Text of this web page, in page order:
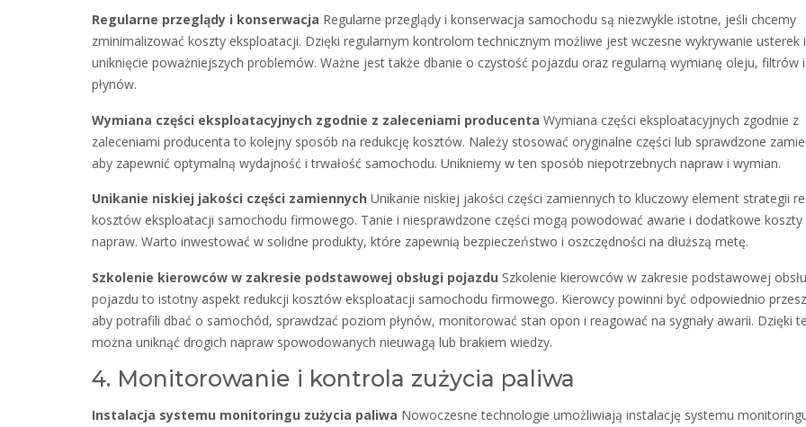
Regularne przeglądy i konserwacja Regularne przeglądy i konserwacja samochodu są niezwykle istotne, jeśli chcemy
zminimalizować koszty eksploatacji. Dzięki regularnym kontrolom technicznym możliwe jest wczesne wykrywanie usterek i
uniknięcie poważniejszych problemów. Ważne jest także dbanie o czystość pojazdu oraz regularną wymianę oleju, filtrów i
płynów.
Wymiana części eksploatacyjnych zgodnie z zaleceniami producenta Wymiana części eksploatacyjnych zgodnie z
zaleceniami producenta to kolejny sposób na redukcję kosztów. Należy stosować oryginalne części lub sprawdzone
aby zapewnić optymalną wydajność i trwałość samochodu. Unikniemy w ten sposób niepotrzebnych napraw i wymian.
Unikanie niskiej jakości części zamiennych Unikanie niskiej jakości części zamiennych to kluczowy element strategii
kosztów eksploatacji samochodu firmowego. Tanie i niesprawdzone części mogą powodować awarie i dodatkowe koszty
napraw. Warto inwestować w solidne produkty, które zapewnią bezpieczeństwo i oszczędności na dłuższą metę.
Szkolenie kierowców w zakresie podstawowej obsługi pojazdu Szkolenie kierowców w zakresie podstawowej
pojazdu to istotny aspekt redukcji kosztów eksploatacji samochodu firmowego. Kierowcy powinni być odpowiednio
aby potrafili dbać o samochód, sprawdzać poziom płynów, monitorować stan opon i reagować na sygnały awarii. Dzięki
można uniknąć drogich napraw spowodowanych nieuwagą lub brakiem wiedzy.
4. Monitorowanie i kontrola zużycia paliwa
Instalacja systemu monitoringu zużycia paliwa Nowoczesne technologie umożliwiają instalację systemu